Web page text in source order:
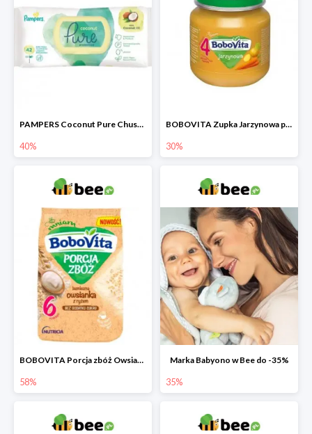
PAMPERS Coconut Pure Chusteczki nawilżające dla dzieci
40%
BOBOVITA Zupka Jarzynowa po 4 miesiącu
30%
BOBOVITA Porcja zbóż Owsianka bezmleczna z ryżem
58%
Marka Babyono w Bee do -35%
35%